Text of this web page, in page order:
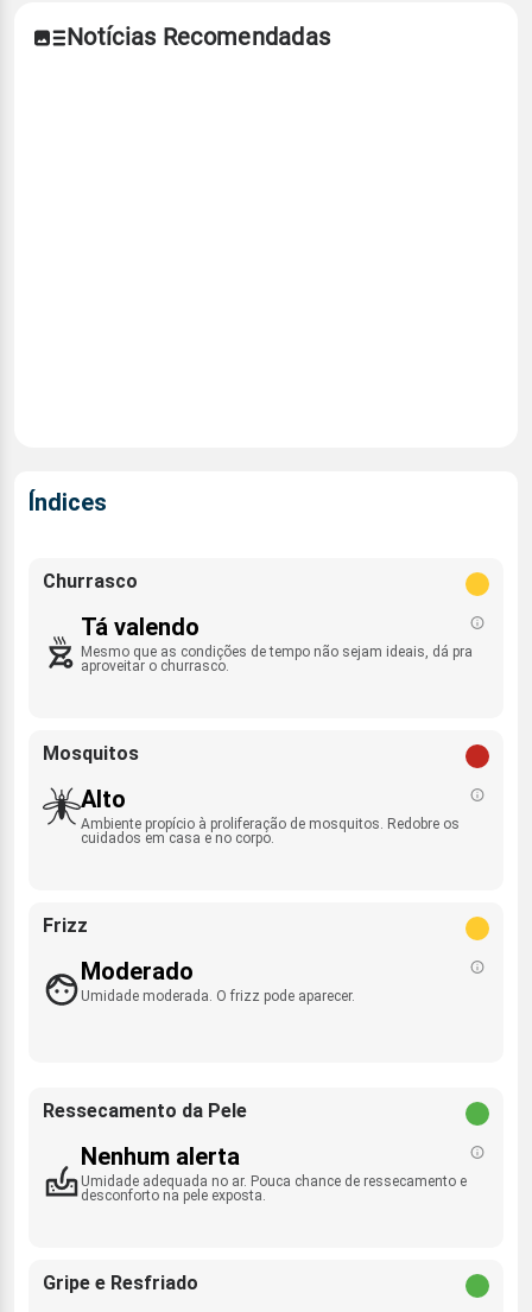
Notícias Recomendadas
Índices
Churrasco
Tá valendo
Mesmo que as condições de tempo não sejam ideais, dá pra
aproveitar o churrasco.
Mosquitos
Alto
Ambiente propício à proliferação de mosquitos. Redobre os
cuidados em casa e no corpo.
Frizz
Moderado
Umidade moderada. O frizz pode aparecer.
Ressecamento da Pele
Nenhum alerta
Umidade adequada no ar. Pouca chance de ressecamento e
desconforto na pele exposta.
Gripe e Resfriado